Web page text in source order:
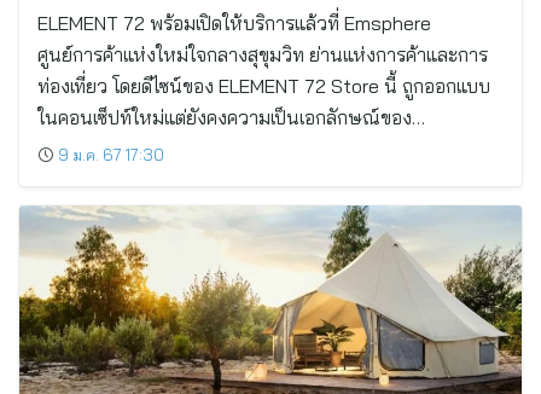
ELEMENT 72 พร้อมเปิดให้บริการแล้วที่ Emsphere
ศูนย์การค้าแห่งใหม่ใจกลางสุขุมวิท ย่านแห่งการค้าและการ
ท่องเที่ยว โดยดีไซน์ของ ELEMENT 72 Store นี้ ถูกออกแบบ
ในคอนเซ็ปท์ใหม่แต่ยังคงความเป็นเอกลักษณ์ของ…
9 ม.ค. 67 17:30